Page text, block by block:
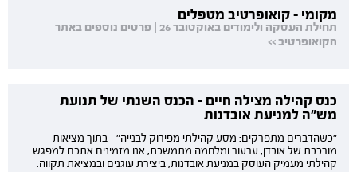
מקומי - קואופרטיב מטפלים
תחילת העסקה ולימודים באוקטובר 26 | פרטים נוספים באתר
הקואופרטיב >>
כנס קהילה מצילה חיים - הכנס השנתי של תנועת
מש"ה למניעת אובדנות
"כשהדברים מתפרקים: מסע קהילתי מפירוק לבנייה" - בתוך מציאות
מורכבת של אובדן, ערעור ומלחמה מתמשכת, אנו מזמינים אתכם למפגש
קהילתי מעמיק העוסק במניעת אובדנות, ביצירת עוגנים ובמציאת תקווה.